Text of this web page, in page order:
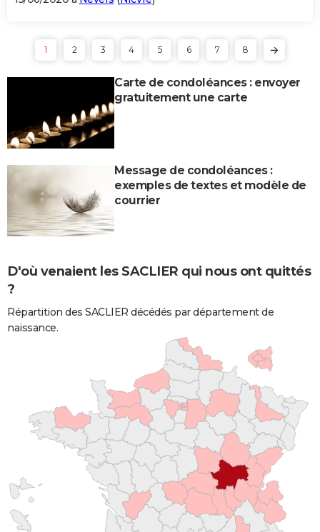
1 2 3 4 5 6 7 8
Carte de condoléances : envoyer
gratuitement une carte
Message de condoléances :
exemples de textes et modèle de
courrier
D'où venaient les SACLIER qui nous ont quittés
?
Répartition des SACLIER décédés par département de
naissance.